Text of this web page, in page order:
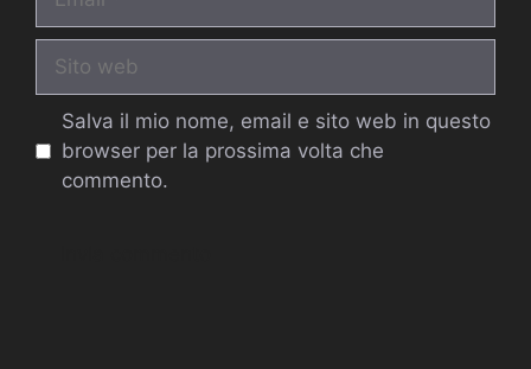
Salva il mio nome, email e sito web in questo
browser per la prossima volta che
commento.